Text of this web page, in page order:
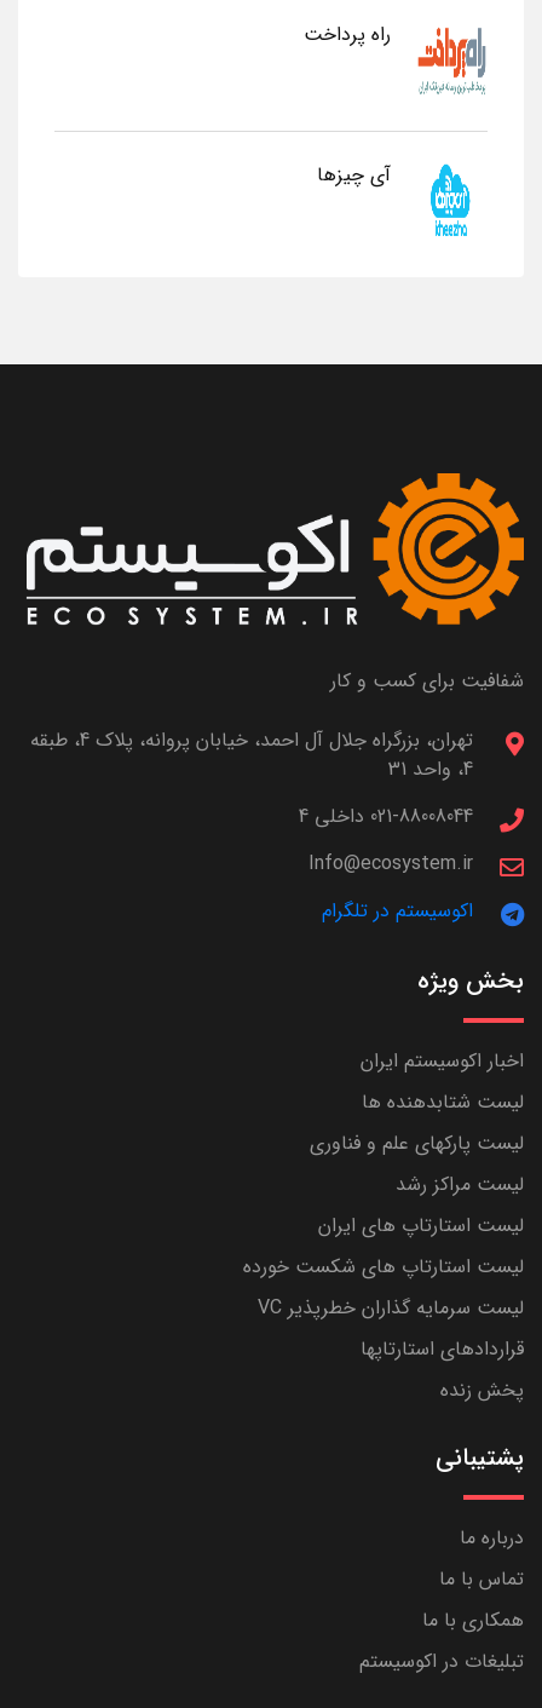
راه پرداخت
آی چیزها
شفافیت برای کسب و کار
تهران، بزرگراه جلال آل احمد، خیابان پروانه، پلاک 4، طبقه
4، واحد 31
021-88008044 داخلی 4
Info@ecosystem.ir
اکوسیستم در تلگرام
بخش ویژه
اخبار اکوسیستم ایران
لیست شتابدهنده ها
لیست پارکهای علم و فناوری
لیست مراکز رشد
لیست استارتاپ های ایران
لیست استارتاپ های شکست خورده
لیست سرمایه گذاران خطرپذیر VC
قراردادهای استارتاپها
پخش زنده
پشتیبانی
درباره ما
تماس با ما
همکاری با ما
تبلیغات در اکوسیستم